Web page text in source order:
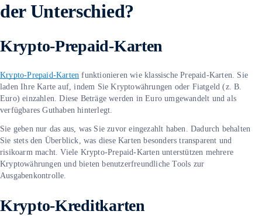
der Unterschied?
Krypto-Prepaid-Karten
Krypto-Prepaid-Karten funktionieren wie klassische Prepaid-Karten. Sie
laden Ihre Karte auf, indem Sie Kryptowährungen oder Fiatgeld (z. B.
Euro) einzahlen. Diese Beträge werden in Euro umgewandelt und als
verfügbares Guthaben hinterlegt.
Sie geben nur das aus, was Sie zuvor eingezahlt haben. Dadurch behalten
Sie stets den Überblick, was diese Karten besonders transparent und
risikoarm macht. Viele Krypto-Prepaid-Karten unterstützen mehrere
Kryptowährungen und bieten benutzerfreundliche Tools zur
Ausgabenkontrolle.
Krypto-Kreditkarten